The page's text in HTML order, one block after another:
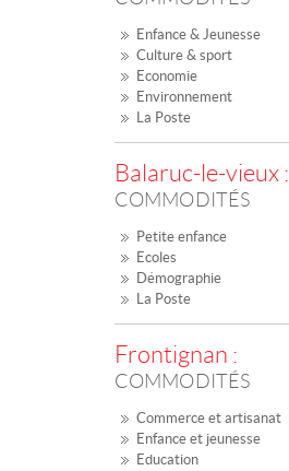
Enfance & Jeunesse
Culture & sport
Economie
Environnement
La Poste
Balaruc-le-vieux :
COMMODITÉS
Petite enfance
Ecoles
Démographie
La Poste
Frontignan :
COMMODITÉS
Commerce et artisanat
Enfance et jeunesse
Education